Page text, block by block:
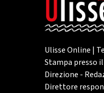
Ulisse Online |
Stampa presso
Direzione -
Direttore